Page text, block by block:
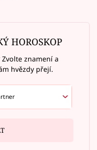
HOROSKOP
Zvolte znamení a
hvězdy přejí.